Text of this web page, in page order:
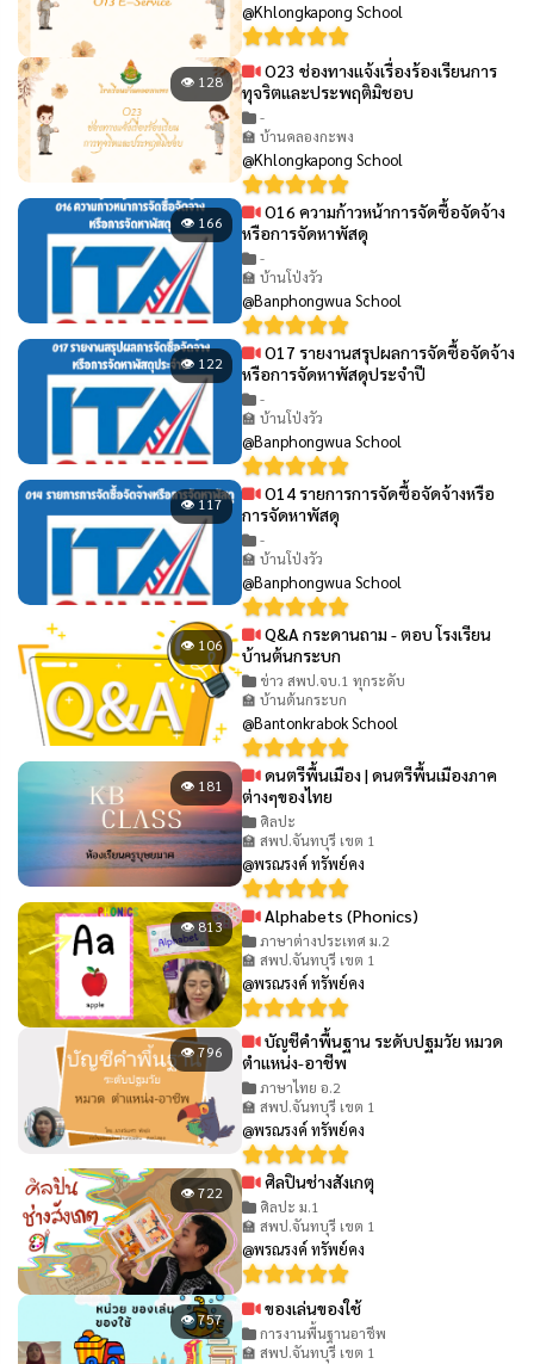
@Khlongkapong School
👁 128
O23 ช่องทางแจ้งเรื่องร้องเรียนการ
ทุจริตและประพฤติมิชอบ
-
🏫 บ้านคลองกะพง
@Khlongkapong School
👁 166
O16 ความก้าวหน้าการจัดซื้อจัดจ้าง
หรือการจัดหาพัสดุ
-
🏫 บ้านโป่งวัว
@Banphongwua School
👁 122
O17 รายงานสรุปผลการจัดซื้อจัดจ้าง
หรือการจัดหาพัสดุประจำปี
-
🏫 บ้านโป่งวัว
@Banphongwua School
👁 117
O14 รายการการจัดซื้อจัดจ้างหรือ
การจัดหาพัสดุ
-
🏫 บ้านโป่งวัว
@Banphongwua School
👁 106
Q&A กระดานถาม - ตอบ โรงเรียน
บ้านต้นกระบก
ข่าว สพป.จบ.1 ทุกระดับ
🏫 บ้านต้นกระบก
@Bantonkrabok School
👁 181
ดนตรีพื้นเมือง | ดนตรีพื้นเมืองภาค
ต่างๆของไทย
ศิลปะ
🏫 สพป.จันทบุรี เขต 1
@พรณรงค์ ทรัพย์คง
👁 813 Alphabets (Phonics)
ภาษาต่างประเทศ ม.2
🏫 สพป.จันทบุรี เขต 1
@พรณรงค์ ทรัพย์คง
👁 796
บัญชีคำพื้นฐาน ระดับปฐมวัย หมวด
ตำแหน่ง-อาชีพ
ภาษาไทย อ.2
🏫 สพป.จันทบุรี เขต 1
@พรณรงค์ ทรัพย์คง
👁 722 ศิลปินช่างสังเกตุ
ศิลปะ ม.1
🏫 สพป.จันทบุรี เขต 1
@พรณรงค์ ทรัพย์คง
👁 757 ของเล่นของใช้
การงานพื้นฐานอาชีพ
🏫 สพป.จันทบุรี เขต 1